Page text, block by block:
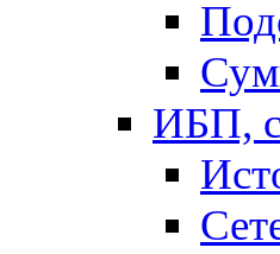
ИБП,